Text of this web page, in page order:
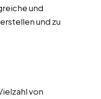
und
und zu
von